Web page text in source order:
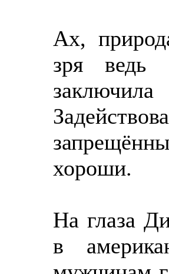
Ах,
зря ведь
хороши.
На глаза
в